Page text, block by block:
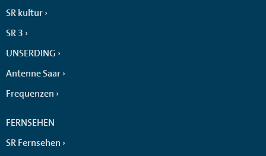
SR kultur
SR 3
UNSERDING
Antenne Saar
Frequenzen
FERNSEHEN
SR Fernsehen